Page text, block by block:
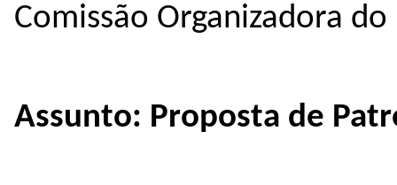
Comissão Organizadora do
Assunto: Proposta de